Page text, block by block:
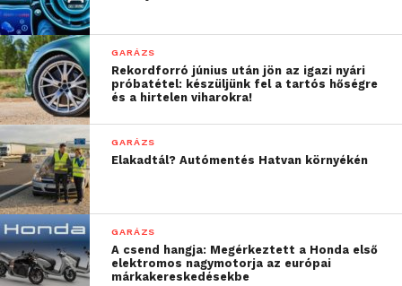
minden ízében ikonikus
modell, amelynek
legújabb nemzedéke úgy
viszi tovább az örökségét,
hogy ötvözi a márkánkra
jellemző hibrid
teljesítményt a
legmodernebb dinamikus
technológiával. Ez a
GARÁZS
Rekordforró június után jön az igazi nyári
próbatétel: készüljünk fel a tartós hőségre
és a hirtelen viharokra!
GARÁZS
Elakadtál? Autómentés Hatvan környékén
GARÁZS
A csend hangja: Megérkeztett a Honda első
elektromos nagymotorja az európai
márkakereskedésekbe